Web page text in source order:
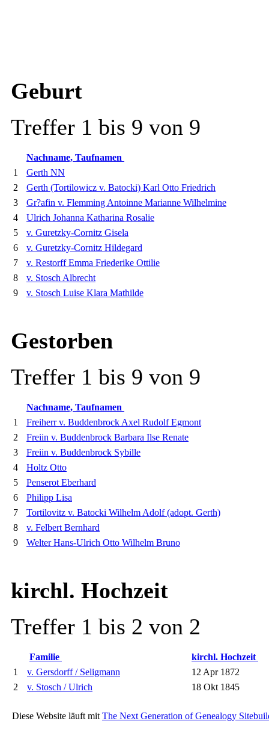
Geburt
Treffer 1 bis 9 von 9
Nachname, Taufnamen
1
Gerth NN
2
Gerth (Tortilowicz v. Batocki) Karl Otto Friedrich
3
Gr?afin v. Flemming Antoinne Marianne Wilhelmine
4
Ulrich Johanna Katharina Rosalie
5
v. Guretzky-Cornitz Gisela
6
v. Guretzky-Cornitz Hildegard
7
v. Restorff Emma Friederike Ottilie
8
v. Stosch Albrecht
9
v. Stosch Luise Klara Mathilde
Gestorben
Treffer 1 bis 9 von 9
Nachname, Taufnamen
1
Freiherr v. Buddenbrock Axel Rudolf Egmont
2
Freiin v. Buddenbrock Barbara Ilse Renate
3
Freiin v. Buddenbrock Sybille
4
Holtz Otto
5
Penserot Eberhard
6
Philipp Lisa
7
Tortilovitz v. Batocki Wilhelm Adolf (adopt. Gerth)
8
v. Felbert Bernhard
9
Welter Hans-Ulrich Otto Wilhelm Bruno
kirchl. Hochzeit
Treffer 1 bis 2 von 2
Familie
kirchl. Hochzeit
1
v. Gersdorff / Seligmann
12 Apr 1872
2
v. Stosch / Ulrich 18 Okt 1845
Diese Website läuft mit The Next Generation of Genealogy